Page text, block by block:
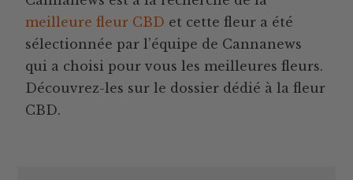
meilleure fleur CBD et cette fleur a été
sélectionnée par l’équipe de Cannanews
qui a choisi pour vous les meilleures fleurs.
Découvrez-les sur le dossier dédié à la fleur
CBD.